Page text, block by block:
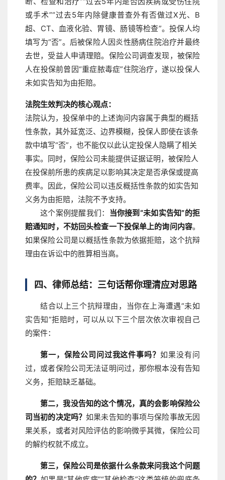
或手术”“过去5年内除健康普查外有否做过X光、B
超、CT、血液化验、胃镜、肠镜等检查”。投保人均
填写为“否”。后被保险人因炎性肠病住院治疗并最终
去世，受益人申请理赔。保险公司调查发现，被保险
人在投保前曾因“重症脓毒症”住院治疗，遂以投保人
未如实告知为由拒赔。
法院生效判决的核心观点：
法院认为，投保单中的上述询问内容属于典型的概括
性条款，其外延宽泛、边界模糊，投保人即使在该条
款中填写“否”，也不能仅以此认定投保人隐瞒了相关
事实。同时，保险公司未能提供证据证明，被保险人
在投保前所患的疾病足以影响其决定是否承保或提高
费率。因此，保险公司以违反概括性条款的如实告知
义务为由拒赔，法院不予支持。
这个案例提醒我们： 当你接到“未如实告知”的拒
赔通知时，不妨回头检查一下投保单上的询问内容。
如果保险公司是以概括性条款为依据拒赔，这个抗辩
理由在诉讼中的胜算相当高。
四、律师总结：三句话帮你理清应对思路
结合以上三个抗辩理由，当你在上海遭遇“未如
实告知”拒赔时，可以从以下三个层次依次审视自己
的案件：
第一，保险公司问过我这件事吗？如果没有问
过，或者保险公司无法证明问过，那你根本没有告知
义务，拒赔缺乏基础。
第二，我没告知的这个情况，真的会影响保险公
司当初的决定吗？如果未告知的事项与保险事故无因
果关系，或者对风险评估的影响微乎其微，保险公司
的解约权就不成立。
第三，保险公司是依据什么条款来问我这个问题